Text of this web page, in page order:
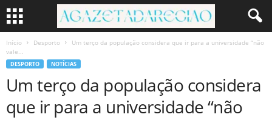
Início Desporto
Um terço da população considera que ir para a universidade “não
vale...
DESPORTO NOTÍCIAS
Um terço da população considera
que ir para a universidade “não